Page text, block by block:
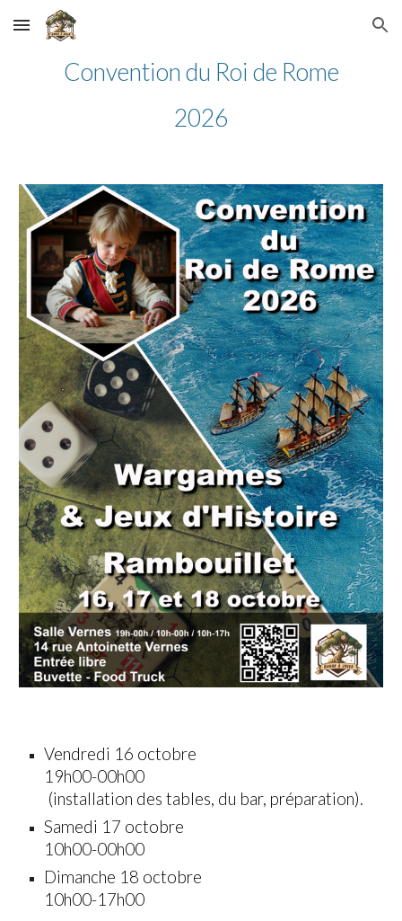
Skip to main content Skip to navigation
Convention du Roi de Rome
2026
Vendredi 16 octobre
19h00-00h00
(installation des tables, du bar, préparation).
Samedi 1 7 octobre
10h00-00h00
Dimanche 1 8 octobre
10h00-1 7h00